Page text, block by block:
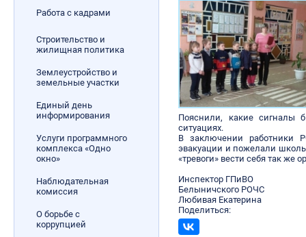
Работа с кадрами
Строительство и
жилищная политика
Землеустройство и
земельные участки
Единый день
информирования
Услуги программного
комплекса «Одно
окно»
Наблюдательная
комиссия
О борьбе с
коррупцией
Пояснили, какие сигналы
ситуациях.
В заключении работники
эвакуации и пожелали
«тревоги» вести себя так же
Инспектор ГПиВО
Белыничского РОЧС
Любивая Екатерина
Поделиться: